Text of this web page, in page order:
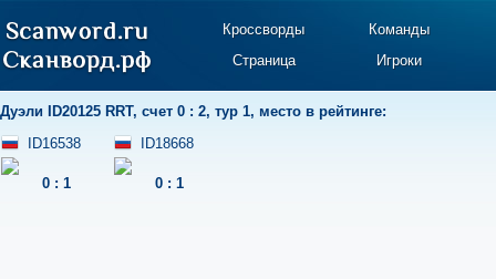
Кроссворды
Команды
Страница
Игроки
Дуэли ID20125 RRT, счет 0 : 2, тур 1, место в рейтинге:
ID16538
0 : 1
ID18668
0 : 1